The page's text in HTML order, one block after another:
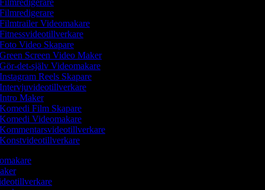
Videomakare
Video Skapare
Screen Video Maker
det-själv Videomakare
Reels Skapare
Maker
Film Skapare
Videomakare